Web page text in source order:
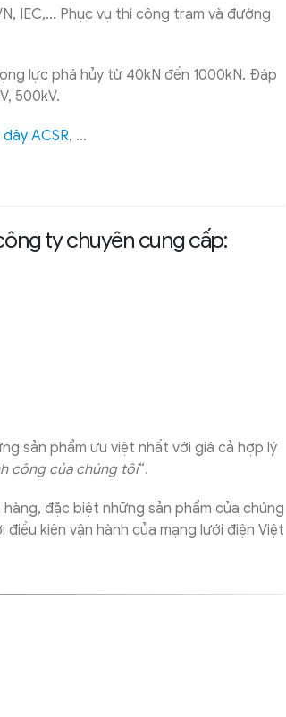
IEC,… Phục vụ thi công trạm và đường
lực phá hủy từ 40kN đến 1000kN. Đáp
500kV.
ACSR, …
ty chuyên cung cấp:
sản phẩm ưu việt nhất với giá cả hợp lý
công của chúng tôi“.
đặc biệt những sản phẩm của chúng
kiên vận hành của mạng lưới điện Việt